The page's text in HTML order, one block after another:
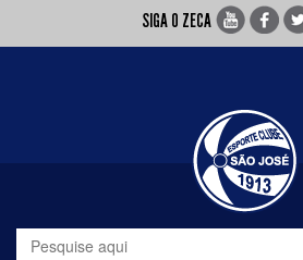
SIGA O ZECA